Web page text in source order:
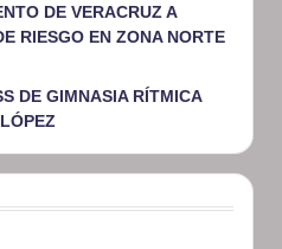
DE VERACRUZ A
RIESGO EN ZONA NORTE
DE GIMNASIA RÍTMICA